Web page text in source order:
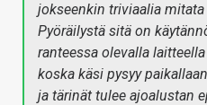
jokseenkin triviaalia
Pyöräilystä sitä on
ranteessa olevalla
koska käsi pysyy
ja tärinät tulee ajoalustan